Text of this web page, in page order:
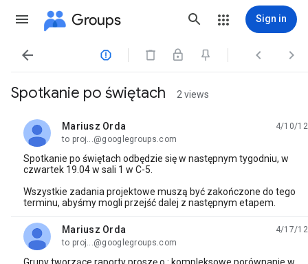
Groups Sign in
   
Spotkanie po świętach 2 views
Mariusz Orda
unread,
4/10/12
to proj...@googlegroups.com
Spotkanie po świętach odbędzie się w następnym tygodniu, w
czwartek 19.04 w sali 1 w C-5.
Wszystkie zadania projektowe muszą być zakończone do tego
terminu, abyśmy mogli przejść dalej z następnym etapem.
Mariusz Orda
unread,
4/17/12
to proj...@googlegroups.com